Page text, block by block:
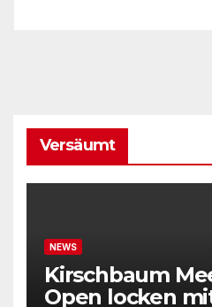
Versäumt
NEWS
Kirschbaum
Open locken